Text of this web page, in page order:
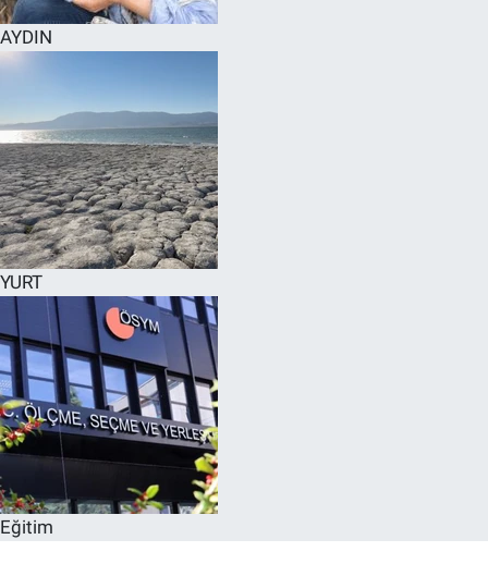
AYDIN
YURT
Eğitim